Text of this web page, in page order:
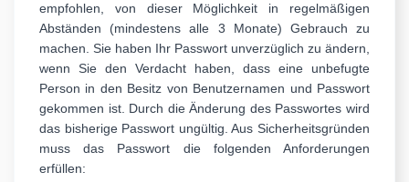
empfohlen, von dieser Möglichkeit in regelmäßigen
Abständen (mindestens alle 3 Monate) Gebrauch zu
machen. Sie haben Ihr Passwort unverzüglich zu ändern,
wenn Sie den Verdacht haben, dass eine unbefugte
Person in den Besitz von Benutzernamen und Passwort
gekommen ist. Durch die Änderung des Passwortes wird
das bisherige Passwort ungültig. Aus Sicherheitsgründen
muss das Passwort die folgenden Anforderungen
erfüllen: